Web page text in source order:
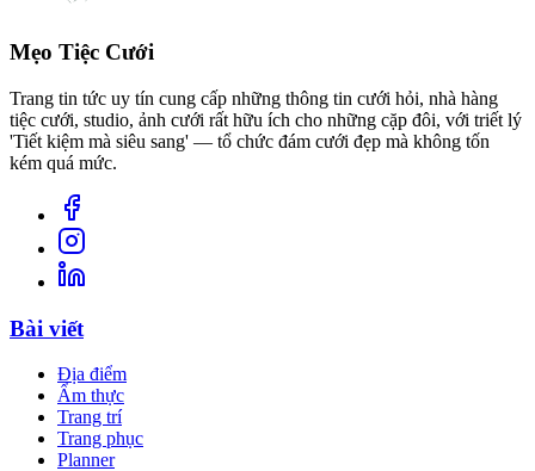
Mẹo Tiệc Cưới
Trang tin tức uy tín cung cấp những thông tin cưới hỏi, nhà hàng
tiệc cưới, studio, ảnh cưới rất hữu ích cho những cặp đôi, với triết lý
'Tiết kiệm mà siêu sang' — tổ chức đám cưới đẹp mà không tốn
kém quá mức.
Bài viết
Địa điểm
Ẩm thực
Trang trí
Trang phục
Planner